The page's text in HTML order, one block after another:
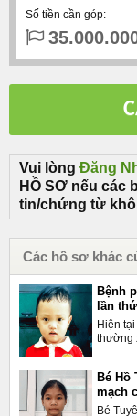
Số tiền cần góp:
Vui lòng Đăng
HỒ SƠ nếu các
tin/chứng từ
Các hồ sơ khác
Bệnh
lần
Hiện
thường
Bé Hồ
mạch
Bé